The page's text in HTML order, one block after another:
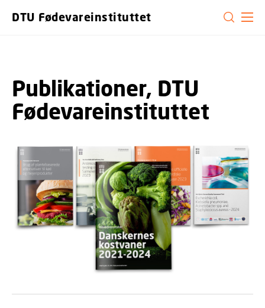
DTU Fødevareinstituttet
Publikationer, DTU
Fødevareinstituttet